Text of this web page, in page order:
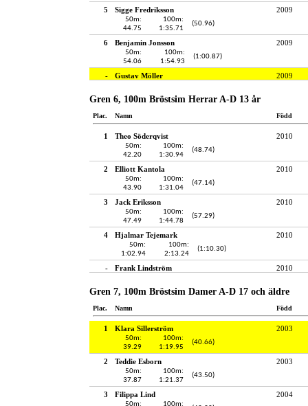
5 Sigge Fredriksson 2009
50m:
44.75
100m:
1:35.71
(50.96)
6 Benjamin Jonsson 2009
50m:
54.06
100m:
1:54.93
(1:00.87)
- Gustav Möller 2009
Gren 6, 100m Bröstsim Herrar A-D 13 år
Plac. Namn Född
1 Theo Söderqvist 2010
50m:
42.20
100m:
1:30.94
(48.74)
2 Elliott Kantola 2010
50m:
43.90
100m:
1:31.04
(47.14)
3 Jack Eriksson 2010
50m:
47.49
100m:
1:44.78
(57.29)
4 Hjalmar Tejemark 2010
50m:
1:02.94
100m:
2:13.24
(1:10.30)
- Frank Lindström 2010
Gren 7, 100m Bröstsim Damer A-D 17 och äldre
Plac. Namn Född
1 Klara Sillerström 2003
50m:
39.29
100m:
1:19.95
(40.66)
2 Teddie Esborn 2003
50m:
37.87
100m:
1:21.37
(43.50)
3 Filippa Lind 2004
50m: 100m: